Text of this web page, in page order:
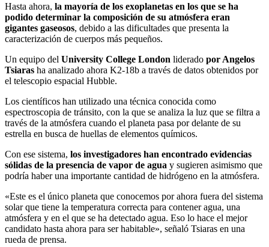
Hasta ahora, la mayoría de los exoplanetas en los que se ha
podido determinar la composición de su atmósfera eran
gigantes gaseosos, debido a las dificultades que presenta la
caracterización de cuerpos más pequeños.
Un equipo del University College London liderado por Angelos
Tsiaras ha analizado ahora K2-18b a través de datos obtenidos por
el telescopio espacial Hubble.
Los científicos han utilizado una técnica conocida como
espectroscopia de tránsito, con la que se analiza la luz que se filtra a
través de la atmósfera cuando el planeta pasa por delante de su
estrella en busca de huellas de elementos químicos.
Con ese sistema, los investigadores han encontrado evidencias
sólidas de la presencia de vapor de agua y sugieren asimismo que
podría haber una importante cantidad de hidrógeno en la atmósfera.
«Este es el único planeta que conocemos por ahora fuera del sistema
solar que tiene la temperatura correcta para contener agua, una
atmósfera y en el que se ha detectado agua. Eso lo hace el mejor
candidato hasta ahora para ser habitable», señaló Tsiaras en una
rueda de prensa.